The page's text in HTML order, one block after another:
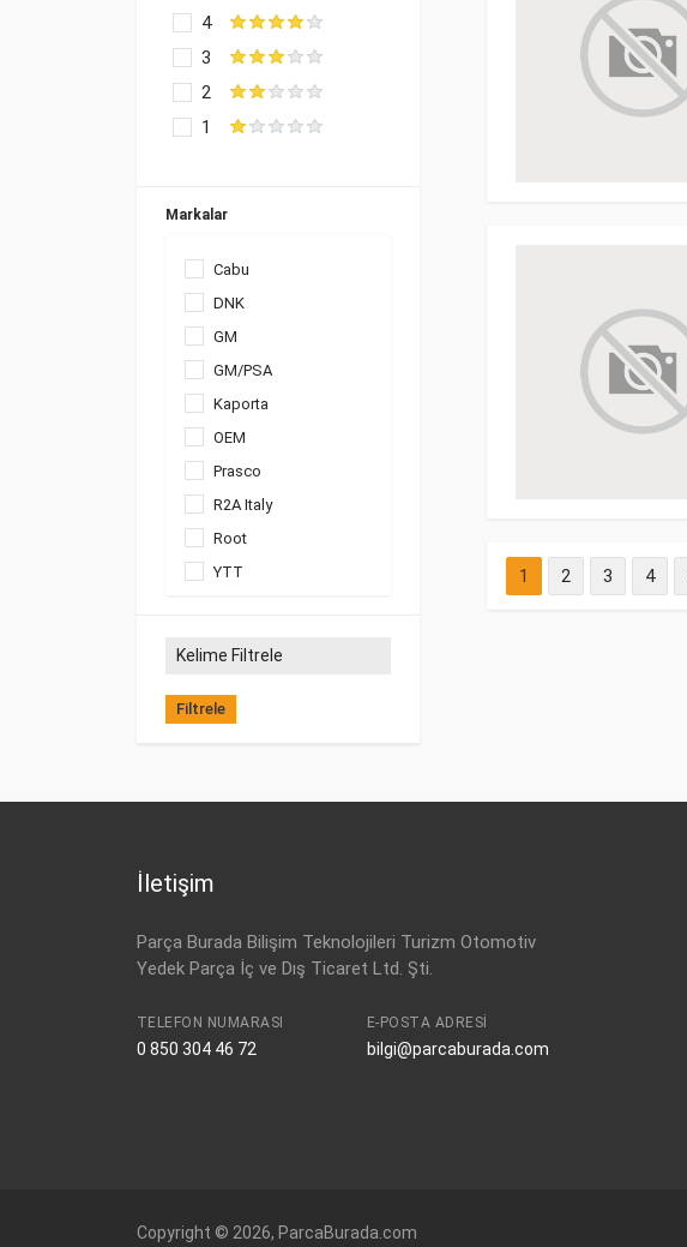
4
3
2
1
Markalar
Cabu
DNK
GM
GM/PSA
Kaporta
OEM
Prasco
R2A Italy
Root
YTT
Filtrele
1 2 3 4
İletişim
Parça Burada Bilişim Teknolojileri Turizm Otomotiv
Yedek Parça İç ve Dış Ticaret Ltd. Şti.
TELEFON NUMARASI
0 850 304 46 72
E-POSTA ADRESI
bilgi@parcaburada.com
Copyright © 2026, ParcaBurada.com